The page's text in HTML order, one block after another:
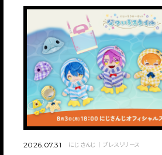
2026.07.31 にじさんじ プレスリリース